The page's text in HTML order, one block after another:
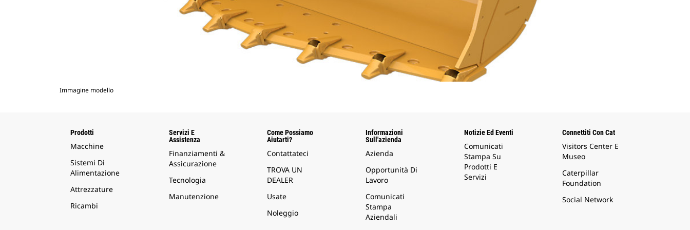
Immagine modello
Prodotti
Macchine
Sistemi Di
Alimentazione
Attrezzature
Ricambi
Servizi E
Assistenza
Finanziamenti &
Assicurazione
Tecnologia
Manutenzione
Come Possiamo
Aiutarti?
Contattateci
TROVA UN
DEALER
Usate
Noleggio
Informazioni
Sull'azienda
Azienda
Opportunità Di
Lavoro
Comunicati
Stampa
Aziendali
Notizie Ed Eventi
Comunicati
Stampa Su
Prodotti E
Servizi
Connettiti Con Cat
Visitors Center E
Museo
Caterpillar
Foundation
Social Network